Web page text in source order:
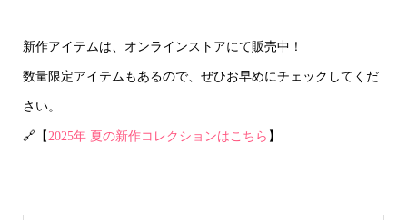
新作アイテムは、オンラインストアにて販売中！
数量限定アイテムもあるので、ぜひお早めにチェックしてくだ
さい。
🔗【2025年 夏の新作コレクションはこちら 】